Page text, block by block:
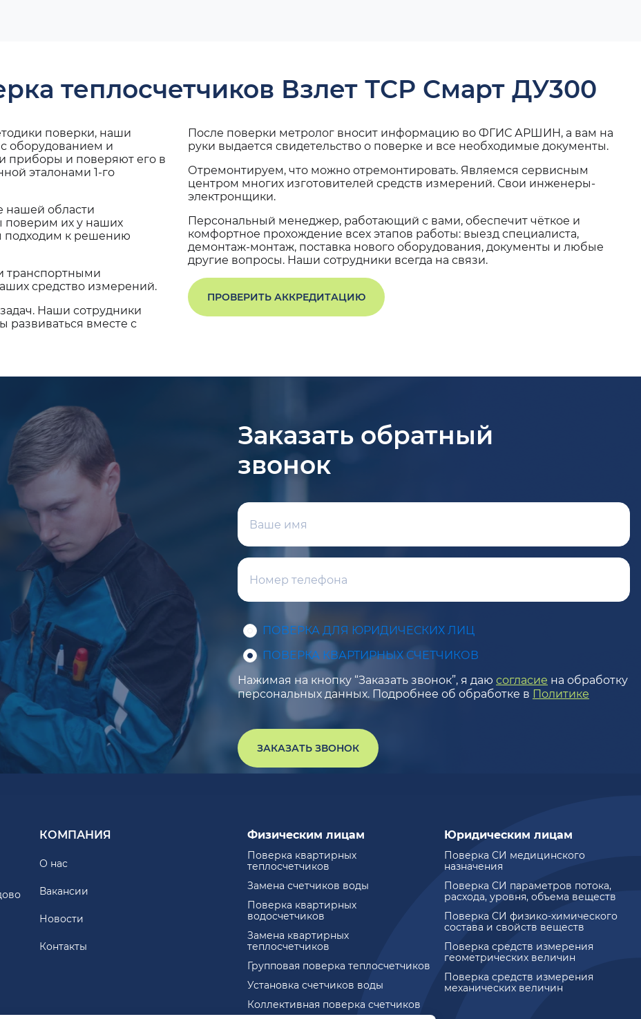
теплосчетчиков Взлет ТСР Смарт ДУ300
поверки, наши
оборудованием и
приборы и поверяют его в
эталонами 1-го
нашей области
поверим их у наших
подходим к решению
транспортными
средство измерений.
Наши сотрудники
вместе с
После поверки метролог вносит информацию во ФГИС АРШИН, а вам на
руки выдается свидетельство о поверке и все необходимые документы.
Отремонтируем, что можно отремонтировать. Являемся сервисным
центром многих изготовителей средств измерений. Свои инженеры-
электронщики.
Персональный менеджер, работающий с вами, обеспечит чёткое и
комфортное прохождение всех этапов работы: выезд специалиста,
демонтаж-монтаж, поставка нового оборудования, документы и любые
другие вопросы. Наши сотрудники всегда на связи.
ПРОВЕРИТЬ АККРЕДИТАЦИЮ
Заказать обратный
звонок
ПОВЕРКА ДЛЯ ЮРИДИЧЕСКИХ ЛИЦ
ПОВЕРКА КВАРТИРНЫХ СЧЕТЧИКОВ
Нажимая на кнопку “Заказать звонок”, я даю согласие на обработку
персональных данных. Подробнее об обработке в Политике
ЗАКАЗАТЬ ЗВОНОК
КОМПАНИЯ
О нас
Вакансии
Новости
Контакты
Физическим лицам
Поверка квартирных
теплосчетчиков
Замена счетчиков воды
Поверка квартирных
водосчетчиков
Замена квартирных
теплосчетчиков
Групповая поверка теплосчетчиков
Установка счетчиков воды
Коллективная поверка счетчиков
Юридическим лицам
Поверка СИ медицинского
назначения
Поверка СИ параметров потока,
расхода, уровня, объема веществ
Поверка СИ физико-химического
состава и свойств веществ
Поверка средств измерения
геометрических величин
Поверка средств измерения
механических величин